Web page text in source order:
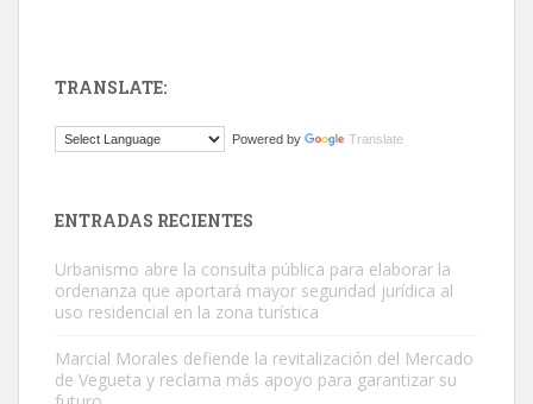
Este gato macho ha aparecido en la calle hace menos de un mes,
Adopción urgente
TRANSLATE:
Powered by Translate
ENTRADAS RECIENTES
Urbanismo abre la consulta pública para elaborar la
ordenanza que aportará mayor seguridad jurídica al
uso residencial en la zona turística
Marcial Morales defiende la revitalización del Mercado
de Vegueta y reclama más apoyo para garantizar su